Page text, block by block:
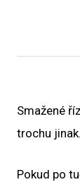
Smažené
trochu
Pokud po